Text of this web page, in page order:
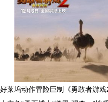
好莱坞动作冒险巨制《勇敢者游